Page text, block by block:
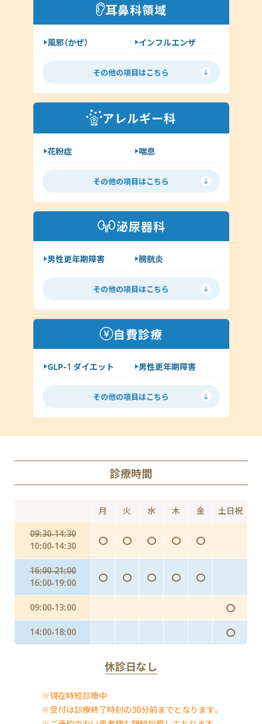
イボ（尋常性疣贅:ゆうぜい）
しみ・肝斑
ハイドロキノン
その他（皮膚科）
耳鼻科領域
風邪（かぜ）
インフルエンザ
扁桃炎
花粉症
舌下免疫療法
中耳炎
クラミジア
その他（耳鼻科領域）
その他の項目はこちら
アレルギー科
花粉症
喘息
舌下免疫療法
アレルギー検査
手荒れ・肌荒れ
じんましん
その他（アレルギー科）
その他の項目はこちら
泌尿器科
男性更年期障害
膀胱炎
尿道炎
亀頭包皮炎
性病の種類について
ヘルペス
クラミジア
梅毒
尖圭コンジローマ
マイコプラズマ・ウレアプラズマ
その他の項目はこちら
自費診療
GLP-1 ダイエット
男性更年期障害
低用量ピル
ミニピル
月経移動
アフターピル
Doxy PEP（ドキシペップ）
インフルエンザ予防投与（予防内服）
インフルエンザワクチンの予防接種
その他の項目はこちら
診療時間
月 火 水 木 金 土日祝
09:30-14:30
10:00-14:30
〇 〇 〇 〇 〇
16:00-21:00
16:00-19:00
〇 〇 〇 〇 〇
09:00-13:00 〇
14:00-18:00 〇
休診日なし
※現在時短診療中
※受付は診療終了時刻の30分前までとなります。